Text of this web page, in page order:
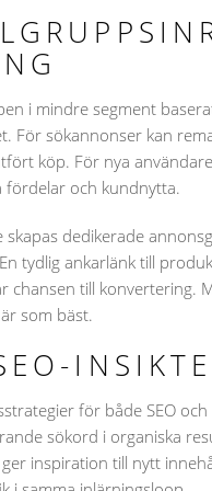
i mindre segment
För sökannonser kan
köp. För nya
och kundnytta.
dedikerade
tydlig ankarlänk till
chansen till
som bäst.
för både SEO
sökord i organiska
inspiration till nytt